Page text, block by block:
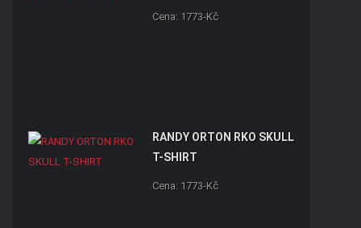
Cena: 1773-Kč
RANDY ORTON RKO SKULL
T-SHIRT
Cena: 1773-Kč